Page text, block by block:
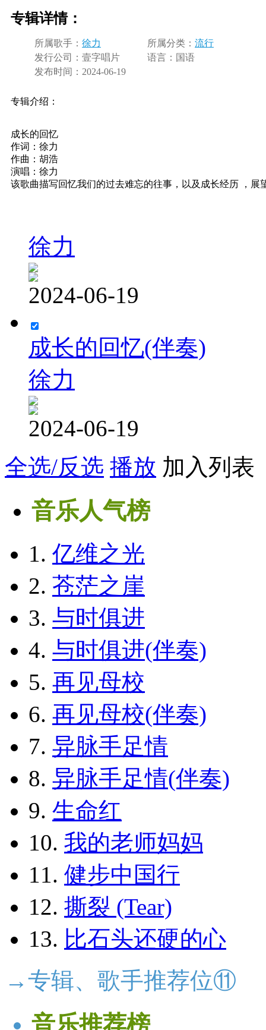
专辑详情：
所属歌手： 徐力 所属分类： 流行
发行公司： 壹字唱片 语言： 国语
发布时间： 2024-06-19
专辑介绍：
成长的回忆
作词：徐力
作曲：胡浩
演唱：徐力
该歌曲描写回忆我们的过去难忘的往事，以及成长经历 ，展
徐力
2024-06-19
成长的回忆(伴奏)
徐力
2024-06-19
全选/反选 播放 加入列表
音乐人气榜
1. 亿维之光
2. 苍茫之崖
3. 与时俱进
4. 与时俱进(伴奏)
5. 再见母校
6. 再见母校(伴奏)
7. 异脉手足情
8. 异脉手足情(伴奏)
9. 生命红
10. 我的老师妈妈
11. 健步中国行
12. 撕裂 (Tear)
13. 比石头还硬的心
→专辑、歌手推荐位⑪
音乐推荐榜